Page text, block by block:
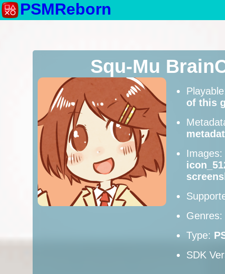
PSMReborn
Squ-Mu
of this
Images:
Genres:
Type:
SDK